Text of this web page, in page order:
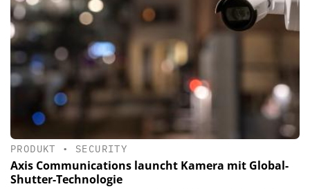
PRODUKT • SECURITY
Axis Communications launcht Kamera mit Global-
Shutter-Technologie